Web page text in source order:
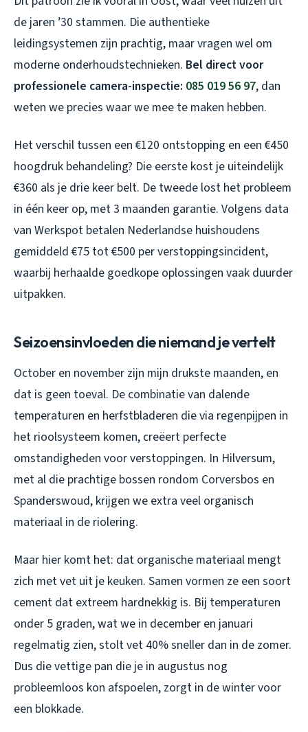
de jaren ’30 stammen. Die authentieke
leidingsystemen zijn prachtig, maar vragen wel om
moderne onderhoudstechnieken. Bel direct voor
professionele camera-inspectie: 085 019 56 97, dan
weten we precies waar we mee te maken hebben.
Het verschil tussen een €120 ontstopping en een €450
hoogdruk behandeling? Die eerste kost je uiteindelijk
€360 als je drie keer belt. De tweede lost het probleem
in één keer op, met 3 maanden garantie. Volgens data
van Werkspot betalen Nederlandse huishoudens
gemiddeld €75 tot €500 per verstoppingsincident,
waarbij herhaalde goedkope oplossingen vaak duurder
uitpakken.
Seizoensinvloeden die niemand je vertelt
October en november zijn mijn drukste maanden, en
dat is geen toeval. De combinatie van dalende
temperaturen en herfstbladeren die via regenpijpen in
het rioolsysteem komen, creëert perfecte
omstandigheden voor verstoppingen. In Hilversum,
met al die prachtige bossen rondom Corversbos en
Spanderswoud, krijgen we extra veel organisch
materiaal in de riolering.
Maar hier komt het: dat organische materiaal mengt
zich met vet uit je keuken. Samen vormen ze een soort
cement dat extreem hardnekkig is. Bij temperaturen
onder 5 graden, wat we in december en januari
regelmatig zien, stolt vet 40% sneller dan in de zomer.
Dus die vettige pan die je in augustus nog
probleemloos kon afspoelen, zorgt in de winter voor
een blokkade.